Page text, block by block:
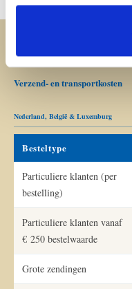
Verzend- en transportkosten
Nederland, België & Luxemburg
Besteltype
Particuliere klanten (per
bestelling)
Particuliere klanten vanaf
€ 250 bestelwaarde
Grote zendingen